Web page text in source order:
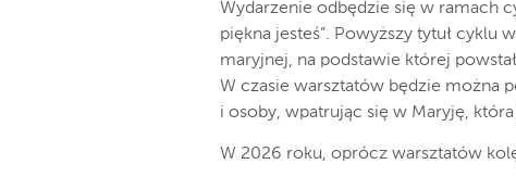
Wydarzenie odbędzie się w ramach
piękna jesteś”. Powyższy tytuł
maryjnej, na podstawie której
W czasie warsztatów będzie można
i osoby, wpatrując się w Maryję, która
W 2026 roku, oprócz warsztatów